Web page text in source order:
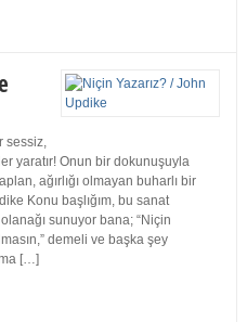
sessiz,
yaratır! Onun bir dokunuşuyla
ağırlığı olmayan buharlı bir
Konu başlığım, bu sanat
sunuyor bana; “Niçin
demeli ve başka şey
[…]